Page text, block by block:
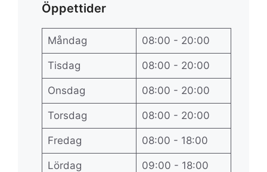
Öppettider
Måndag 08:00 - 20:00
Tisdag 08:00 - 20:00
Onsdag 08:00 - 20:00
Torsdag 08:00 - 20:00
Fredag 08:00 - 18:00
Lördag 09:00 - 18:00